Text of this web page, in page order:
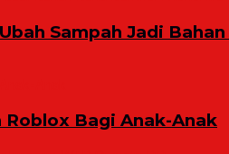
Sampah Jadi
Bagi Anak-Anak